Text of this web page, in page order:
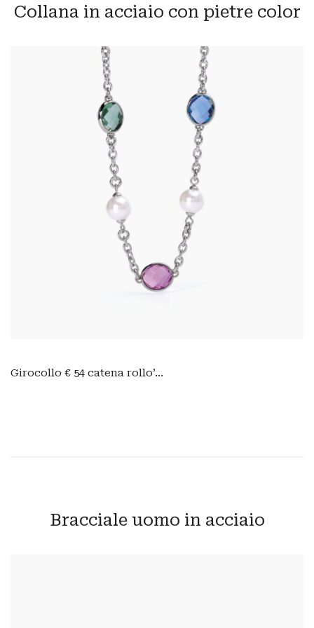
Collana in acciaio con pietre color
Girocollo € 54 catena rollo’...
Bracciale uomo in acciaio